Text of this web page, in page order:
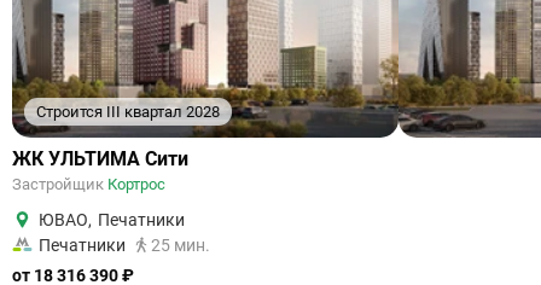
Строится III квартал 2028
ЖК УЛЬТИМА Сити
Застройщик Кортрос
ЮВАО, Печатники
Печатники
25 мин.
от 18 316 390 ₽